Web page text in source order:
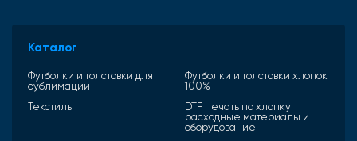
Каталог
Футболки и толстовки для
сублимации
Футболки и толстовки хлопок
100%
Текстиль
DTF печать по хлопку
расходные материалы и
оборудование